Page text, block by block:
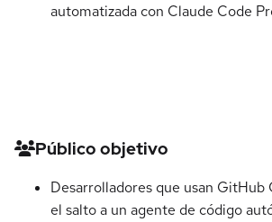
automatizada con Claude Code
Detalles del curso
Público objetivo
Desarrolladores que usan
el salto a un agente de código